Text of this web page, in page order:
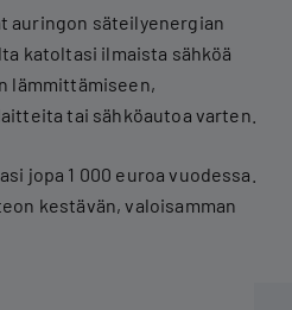
auringon säteilyenergian
katoltasi ilmaista sähköä
lämmittämiseen,
tai sähköautoa varten.
jopa 1 000 euroa vuodessa.
kestävän, valoisamman